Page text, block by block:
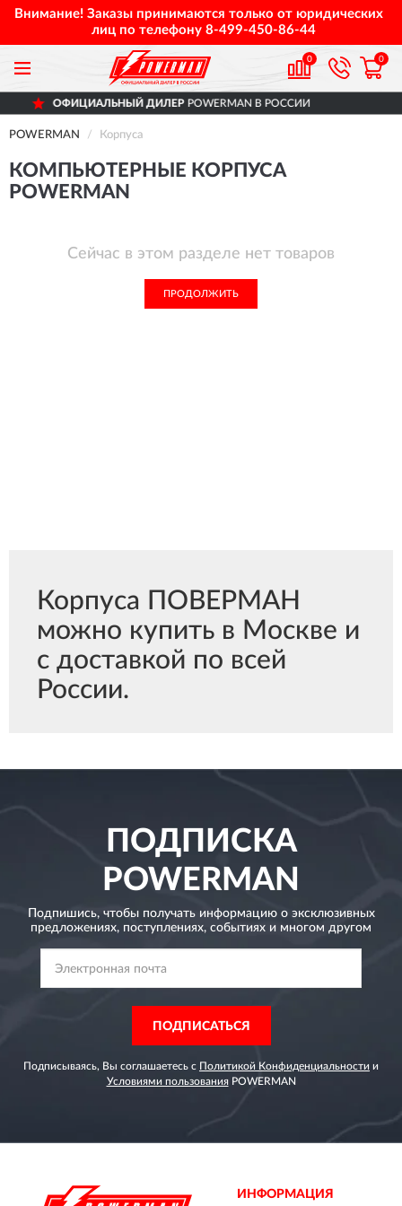
Внимание! Заказы принимаются только от юридических
лиц по телефону 8-499-450-86-44
0 0
ОФИЦИАЛЬНЫЙ ДИЛЕРPOWERMAN В РОССИИ
POWERMAN Корпуса
КОМПЬЮТЕРНЫЕ КОРПУСА
POWERMAN
Сейчас в этом разделе нет товаров
ПРОДОЛЖИТЬ
Корпуса ПОВЕРМАН
можно купить в Москве и
с доставкой по всей
России.
ПОДПИСКА
POWERMAN
Подпишись, чтобы получать информацию о эксклюзивных
предложениях, поступлениях, событиях и многом другом
ПОДПИСАТЬСЯ
Подписываясь, Вы соглашаетесь с Политикой Конфиденциальности и
Условиями пользованияPOWERMAN
ИНФОРМАЦИЯ